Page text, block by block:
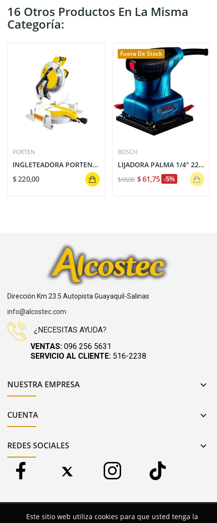
16 Otros Productos En La Misma
Categoría:
PORTEN
INGLETEADORA PORTEN 12" 1800W 4000 RPM SIERRA...
$ 220,00
Fuera De Stock
BOSCH
LIJADORA PALMA 1/4" 220W. GSS 140 BOSCH
$ 65,00 $ 61,75 -5%
Dirección Km 23.5 Autopista Guayaquil-Salinas
info@alcostec.com
¿NECESITAS AYUDA?
VENTAS: 096 256 5631
SERVICIO AL CLIENTE: 516-2238
NUESTRA EMPRESA 
CUENTA 
REDES SOCIALES 
Este sitio web utiliza cookies para que usted tenga la